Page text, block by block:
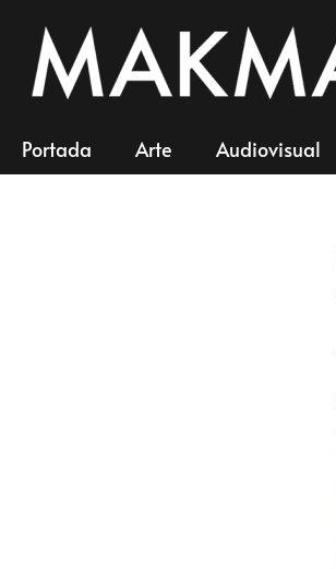
Portada Arte Audiovisual